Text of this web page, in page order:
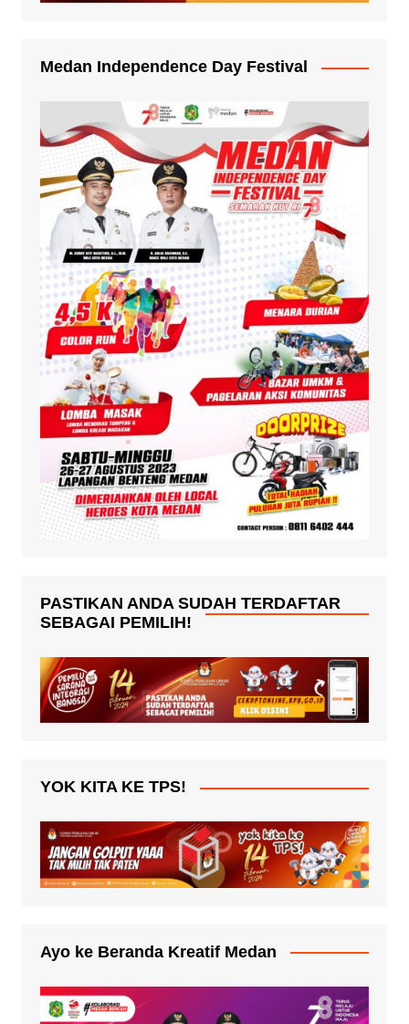
Medan Independence Day Festival
PASTIKAN ANDA SUDAH TERDAFTAR
SEBAGAI PEMILIH!
YOK KITA KE TPS!
Ayo ke Beranda Kreatif Medan